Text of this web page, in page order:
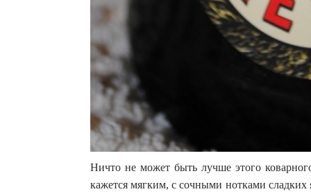
Ничто не может быть лучше этого
кажется мягким, с сочными нотками сладких